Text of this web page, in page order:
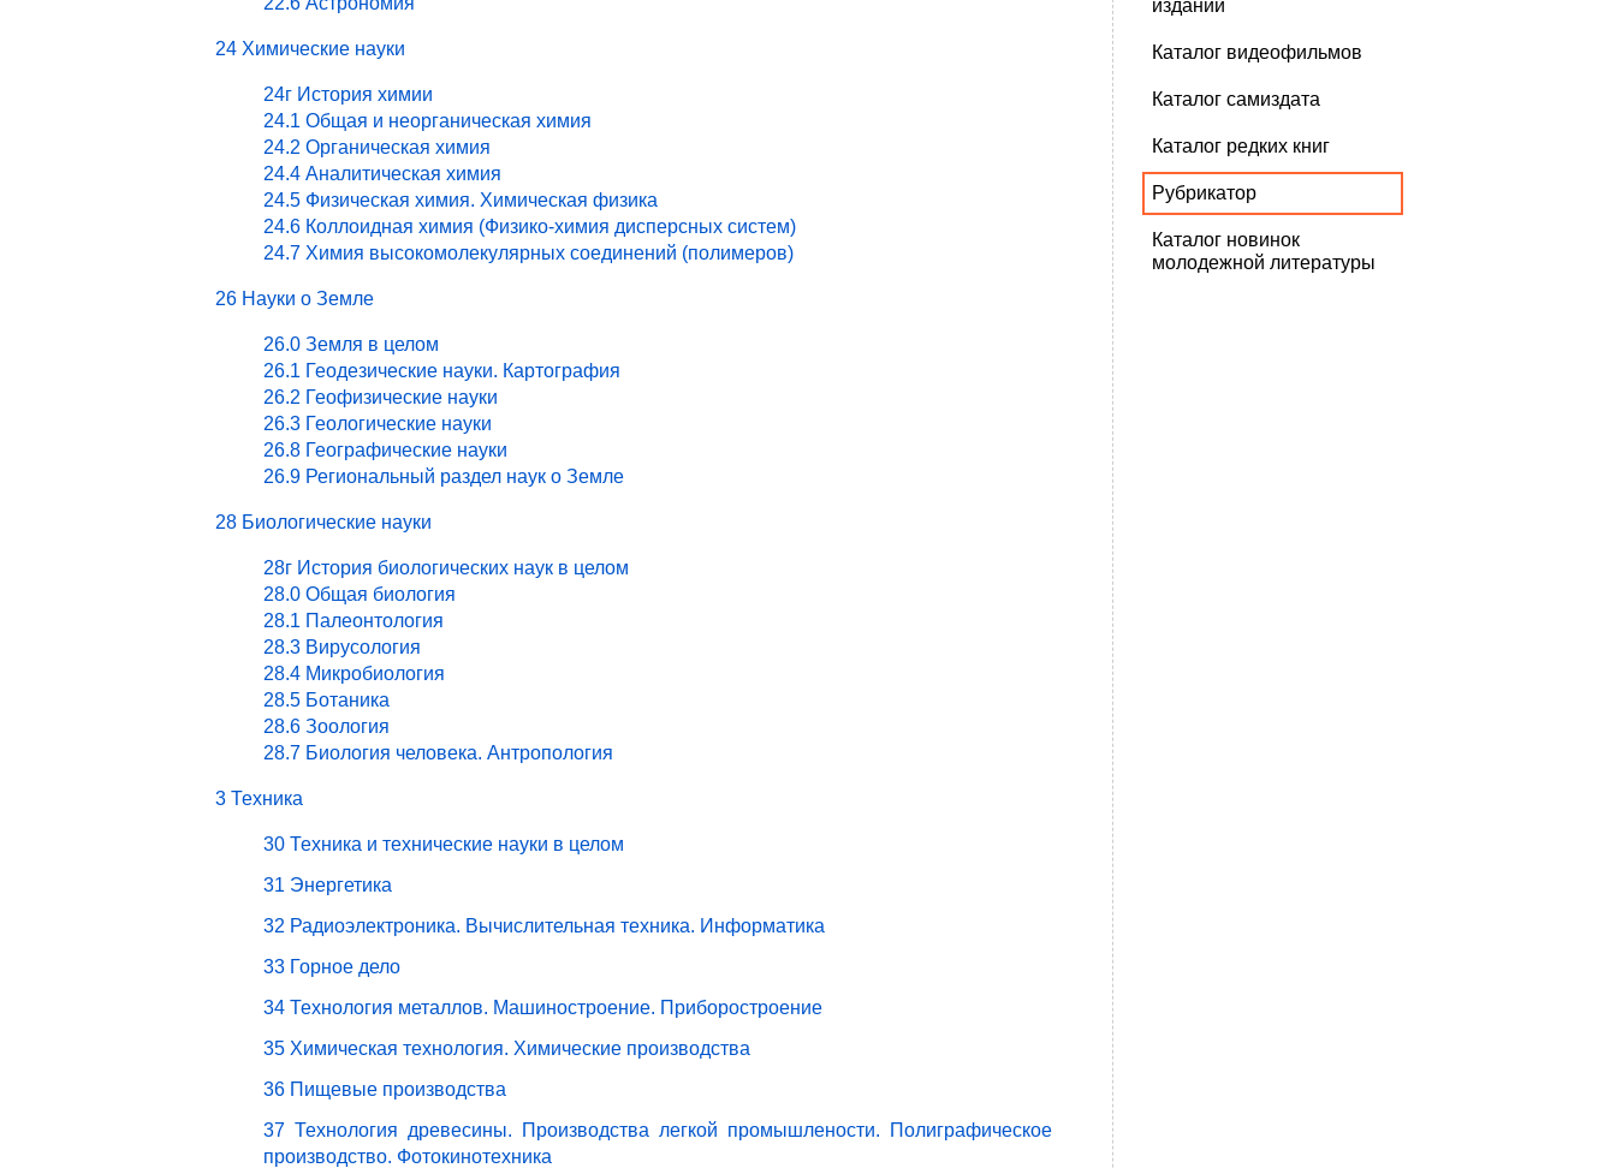
24 Химические науки
24г История химии
24.1 Общая и неорганическая химия
24.2 Органическая химия
24.4 Аналитическая химия
24.5 Физическая химия. Химическая физика
24.6 Коллоидная химия (Физико-химия дисперсных систем)
24.7 Химия высокомолекулярных соединений (полимеров)
26 Науки о Земле
26.0 Земля в целом
26.1 Геодезические науки. Картография
26.2 Геофизические науки
26.3 Геологические науки
26.8 Географические науки
26.9 Региональный раздел наук о Земле
28 Биологические науки
28г История биологических наук в целом
28.0 Общая биология
28.1 Палеонтология
28.3 Вирусология
28.4 Микробиология
28.5 Ботаника
28.6 Зоология
28.7 Биология человека. Антропология
3 Техника
30 Техника и технические науки в целом
31 Энергетика
32 Радиоэлектроника. Вычислительная техника. Информатика
33 Горное дело
34 Технология металлов. Машиностроение. Приборостроение
35 Химическая технология. Химические производства
36 Пищевые производства
37 Технология древесины. Производства легкой промышлености. Полиграфическое
производство. Фотокинотехника
изданий
Каталог видеофильмов
Каталог самиздата
Каталог редких книг
Рубрикатор
Каталог новинок
молодежной литературы